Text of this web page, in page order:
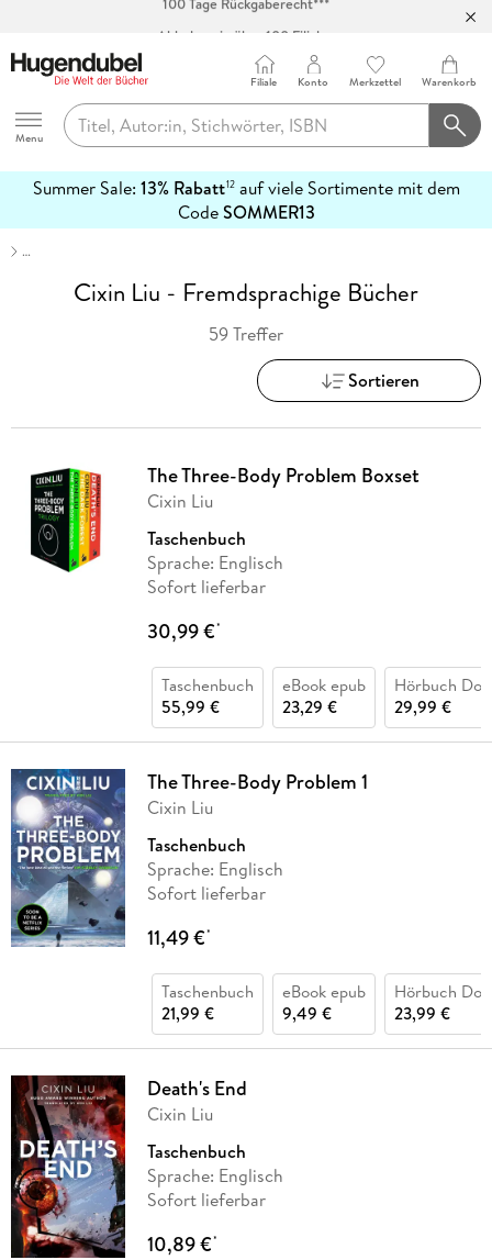
Abholung in über 100 Filialen
Hugendubel
Menu
Filiale Konto Merkzettel Warenkorb
Summer Sale: 13% Rabatt12auf viele Sortimente mit dem
CodeSOMMER13
erfahren
…
Cixin Liu - Fremdsprachige Bücher
59 Treffer
Sortieren
The Three-Body Problem Boxset
Cixin Liu
Taschenbuch
Sprache: Englisch
Sofort lieferbar
30,99 €*
Taschenbuch
55,99 €
eBook epub
23,29 €
Hörbuch
29,99 €
The Three-Body Problem 1
Cixin Liu
Taschenbuch
Sprache: Englisch
Sofort lieferbar
11,49 €*
Taschenbuch
21,99 €
eBook epub
9,49 €
Hörbuch
23,99 €
Death's End
Cixin Liu
Taschenbuch
Sprache: Englisch
Sofort lieferbar
10,89 €*